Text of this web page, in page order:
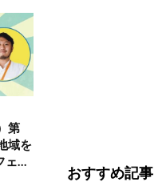
第
域を
ェ～
おすすめ記事